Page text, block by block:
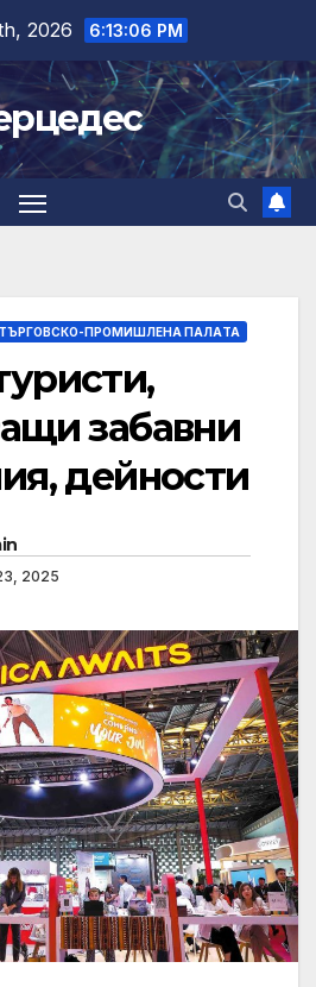
2026 6:13:07 PM
ПРОМИШЛЕНА ПАЛAТА
забавни
дейности
2025